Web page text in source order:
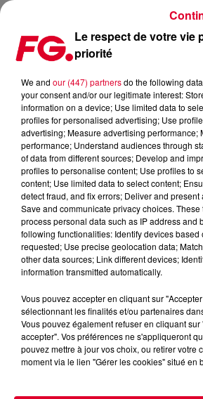
CLUB FG : ROBIN SCHULZ
Le respect de votre vie
priorité
We and our (447) partnersdo the following
your consent and/or our legitimate interest:
information on a device; Use limited data to
profiles for personalised advertising; Use
advertising; Measure advertising performance;
performance; Understand audiences through
of data from different sources; Develop and
profiles to personalise content; Use profiles to
content; Use limited data to select content;
detect fraud, and fix errors; Deliver and
Save and communicate privacy choices.
process personal data such as IP address and
following functionalities: Identify devices
requested; Use precise geolocation data;
other data sources; Link different devices;
information transmitted automatically.
Vous pouvez accepter en cliquant sur
sélectionnant les finalités et/ou partenaires
Vous pouvez également refuser en cliquant
accepter". Vos préférences ne s'appliqueront
pouvez mettre à jour vos choix, ou retirer votre
moment via le lien "Gérer les cookies" situé en